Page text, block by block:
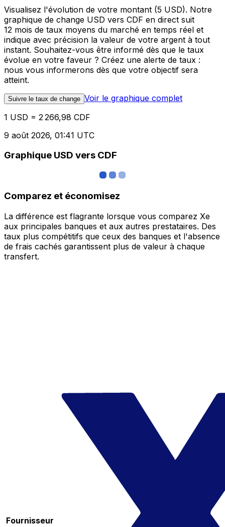
Visualisez l'évolution de votre montant (5 USD). Notre
graphique de change USD vers CDF en direct suit
12 mois de taux moyens du marché en temps réel et
indique avec précision la valeur de votre argent à tout
instant. Souhaitez-vous être informé dès que le taux
évolue en votre faveur ? Créez une alerte de taux :
nous vous informerons dès que votre objectif sera
atteint.
Suivre le taux de change Voir le graphique complet
1 USD = 2 266,98 CDF
9 août 2026, 01:41 UTC
Graphique USD vers CDF
Comparez et économisez
La différence est flagrante lorsque vous comparez Xe
aux principales banques et aux autres prestataires. Des
taux plus compétitifs que ceux des banques et l'absence
de frais cachés garantissent plus de valeur à chaque
transfert.
Fournisseur